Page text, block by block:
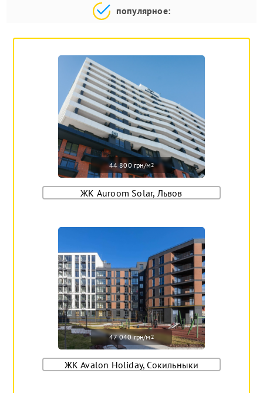
популярное:
44 800 грн/м2
ЖК Auroom Solar, Львов
47 040 грн/м2
ЖК Avalon Holiday, Сокильныки